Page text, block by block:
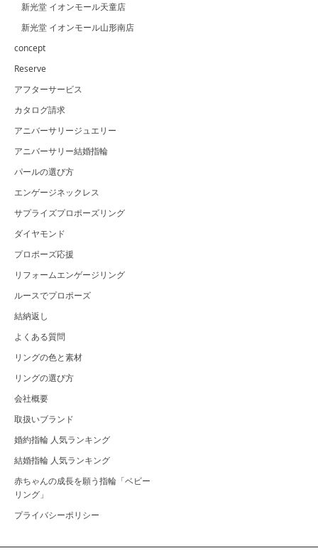
新光堂 イオンモール天童店
新光堂 イオンモール山形南店
concept
Reserve
アフターサービス
カタログ請求
アニバーサリージュエリー
アニバーサリー結婚指輪
パールの選び方
エンゲージネックレス
サプライズプロポーズリング
ダイヤモンド
プロポーズ応援
リフォームエンゲージリング
ルースでプロポーズ
結納返し
よくある質問
リングの色と素材
リングの選び方
会社概要
取扱いブランド
婚約指輪 人気ランキング
結婚指輪 人気ランキング
赤ちゃんの成長を願う指輪「ベビー
リング」
プライバシーポリシー